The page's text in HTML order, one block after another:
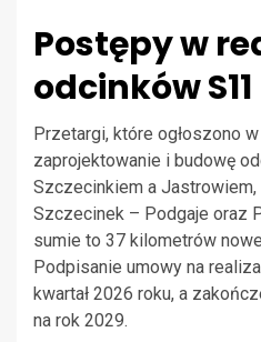
Postępy w
odcinków S11
Przetargi, które ogłoszono
zaprojektowanie i budowę
Szczecinkiem a Jastrowiem,
Szczecinek – Podgaje oraz
sumie to 37 kilometrów
Podpisanie umowy na
kwartał 2026 roku, a
na rok 2029.